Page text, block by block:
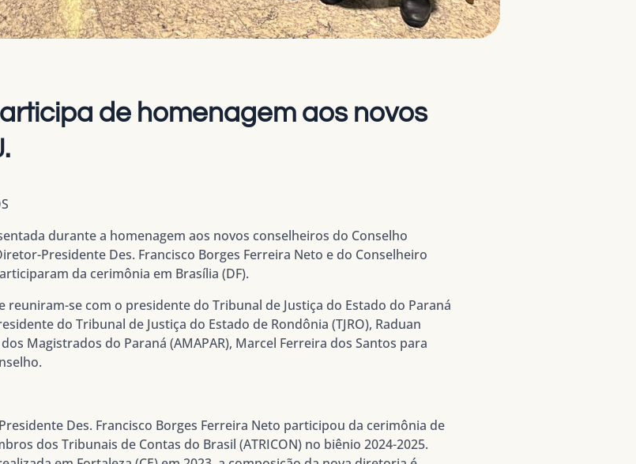
de homenagem aos novos
durante a homenagem aos novos conselheiros do Conselho
Presidente Des. Francisco Borges Ferreira Neto e do Conselheiro
da cerimônia em Brasília (DF).
se com o presidente do Tribunal de Justiça do Estado do Paraná
do Tribunal de Justiça do Estado de Rondônia (TJRO), Raduan
Magistrados do Paraná (AMAPAR), Marcel Ferreira dos Santos para
Des. Francisco Borges Ferreira Neto participou da cerimônia de
dos Tribunais de Contas do Brasil (ATRICON) no biênio 2024-2025.